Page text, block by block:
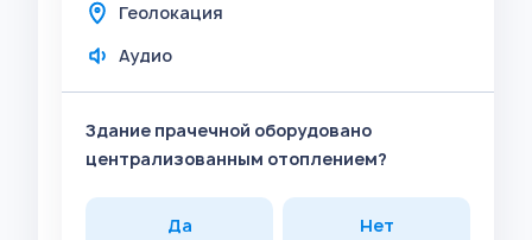
Геолокация
Аудио
Здание прачечной оборудовано
централизованным отоплением?
Да Нет